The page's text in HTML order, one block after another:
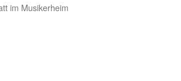
im Musikerheim